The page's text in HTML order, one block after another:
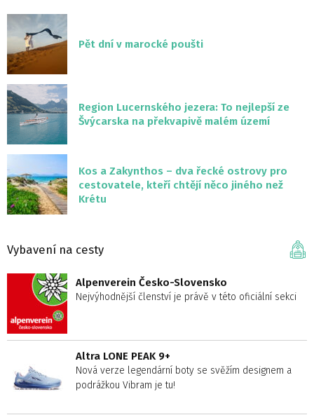
Pět dní v marocké poušti
Region Lucernského jezera: To nejlepší ze
Švýcarska na překvapivě malém území
Kos a Zakynthos – dva řecké ostrovy pro
cestovatele, kteří chtějí něco jiného než
Krétu
Vybavení na cesty
Alpenverein Česko-Slovensko
Nejvýhodnější členství je právě v této oficiální sekci
Altra LONE PEAK 9+
Nová verze legendární boty se svěžím designem a
podrážkou Vibram je tu!